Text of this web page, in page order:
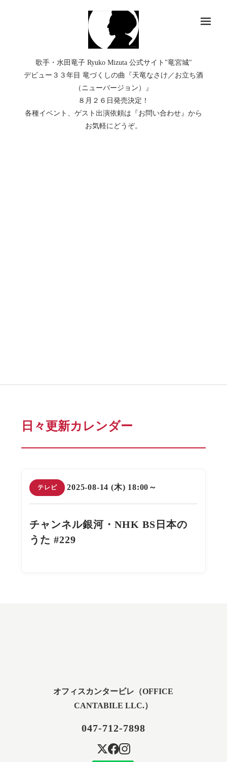
歌手・水田竜子 Ryuko Mizuta 公式サイト"竜宮城"
デビュー３３年目 竜づくしの曲『天竜なさけ／お立ち酒
（ニューバージョン）』
８月２６日発売決定！
各種イベント、ゲスト出演依頼は『お問い合わせ』から
お気軽にどうぞ。
日々更新カレンダー
テレビ 2025-08-14 (木) 18:00～
チャンネル銀河・NHK BS日本の
うた #229
オフィスカンタービレ（OFFICE
CANTABILE LLC.）
047-712-7898